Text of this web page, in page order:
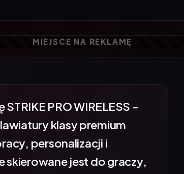
klasy premium
personalizacji i
jest do graczy,
sobie ergonomię,